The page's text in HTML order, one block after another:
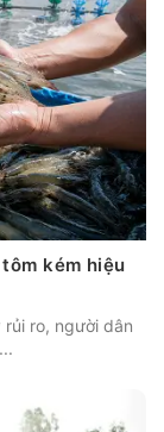
kém hiệu
ro, người dân